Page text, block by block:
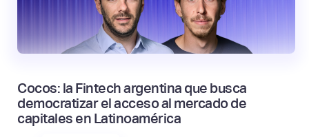
Cocos: la Fintech argentina que busca
democratizar el acceso al mercado de
capitales en Latinoamérica